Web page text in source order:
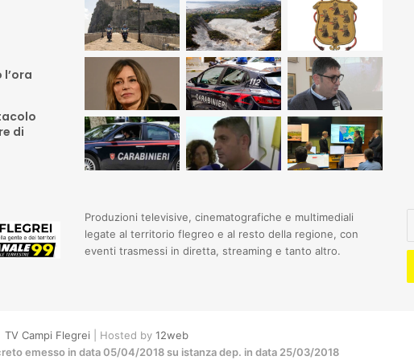
di
Produzioni televisive, cinematografiche e multimediali
legate al territorio flegreo e al resto della regione, con
eventi trasmessi in diretta, streaming e tanto altro.
TV Campi Flegrei | Hosted by 12web
emesso in data 05/04/2018 su istanza dep. in data 25/03/2018